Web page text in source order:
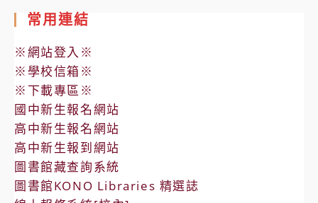
常用連結
※網站登入※
※學校信箱※
※下載專區※
國中新生報名網站
高中新生報名網站
高中新生報到網站
圖書館藏查詢系統
圖書館KONO Libraries 精選誌